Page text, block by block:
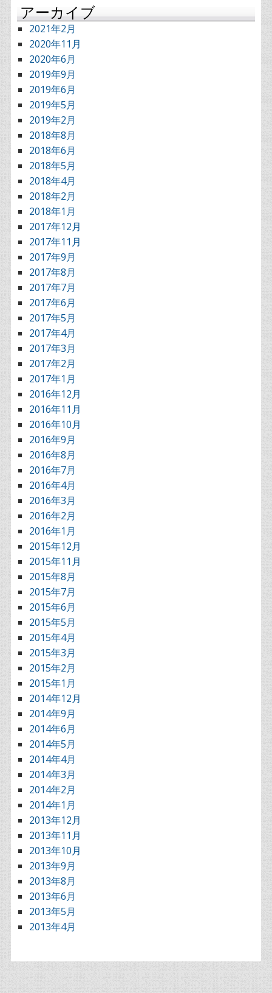
アーカイブ
2021年2月
2020年11月
2020年6月
2019年9月
2019年6月
2019年5月
2019年2月
2018年8月
2018年6月
2018年5月
2018年4月
2018年2月
2018年1月
2017年12月
2017年11月
2017年9月
2017年8月
2017年7月
2017年6月
2017年5月
2017年4月
2017年3月
2017年2月
2017年1月
2016年12月
2016年11月
2016年10月
2016年9月
2016年8月
2016年7月
2016年4月
2016年3月
2016年2月
2016年1月
2015年12月
2015年11月
2015年8月
2015年7月
2015年6月
2015年5月
2015年4月
2015年3月
2015年2月
2015年1月
2014年12月
2014年9月
2014年6月
2014年5月
2014年4月
2014年3月
2014年2月
2014年1月
2013年12月
2013年11月
2013年10月
2013年9月
2013年8月
2013年6月
2013年5月
2013年4月